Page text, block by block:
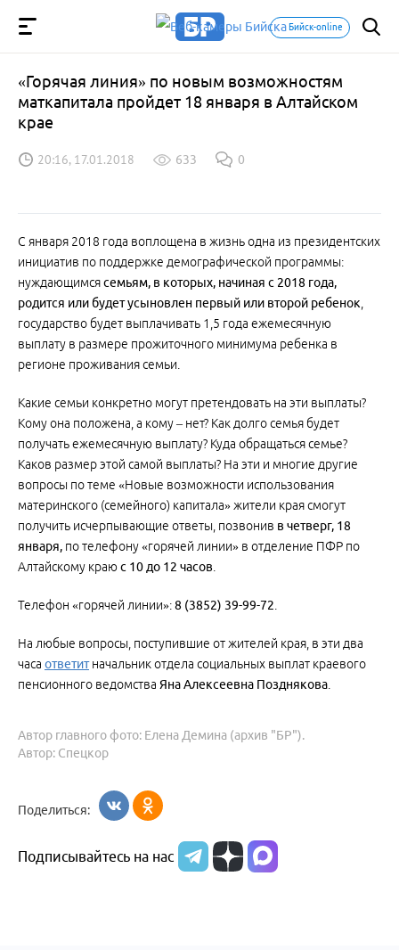
Бийск-online
«Горячая линия» по новым возможностям
маткапитала пройдет 18 января в Алтайском
крае
20:16, 17.01.2018 633 0
С января 2018 года воплощена в жизнь одна из президентских
инициатив по поддержке демографической программы:
нуждающимсясемьям, в которых, начиная с 2018 года,
родится или будет усыновлен первый или второй ребенок
государство будет выплачивать 1,5 года ежемесячную
выплату в размере прожиточного минимума ребенка в
регионе проживания семьи.
Какие семьи конкретно могут претендовать на эти выплаты?
Кому она положена, а кому – нет? Как долго семья будет
получать ежемесячную выплату? Куда обращаться семье?
Каков размер этой самой выплаты? На эти и многие другие
вопросы по теме «Новые возможности использования
материнского (семейного) капитала» жители края смогут
получить исчерпывающие ответы, позвонив в четверг, 18
января, по телефону «горячей линии» в отделение ПФР по
Алтайскому краюс 10 до 12 часов
Телефон «горячей линии»:8 (3852) 39-99-72
На любые вопросы, поступившие от жителей края, в эти два
часа ответитначальник отдела социальных выплат краевого
пенсионного ведомства Яна Алексеевна Позднякова
Автор: Спецкор
Автор главного фото: Елена Демина (архив "БР").
Поделиться:
Подписывайтесь на нас